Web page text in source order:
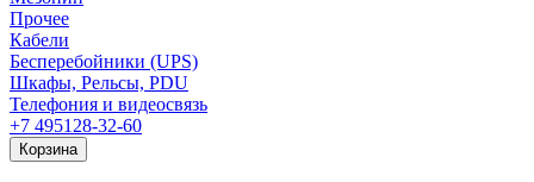
Прочее
Кабели
Бесперебойники (UPS)
Шкафы, Рельсы, PDU
Телефония и видеосвязь
+7 495128-32-60
Корзина